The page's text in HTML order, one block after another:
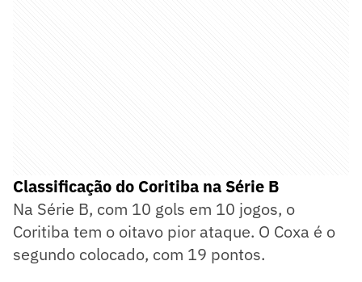
Classificação do Coritiba na Série B
Na Série B, com 10 gols em 10 jogos, o
Coritiba tem o oitavo pior ataque. O Coxa é o
segundo colocado, com 19 pontos.